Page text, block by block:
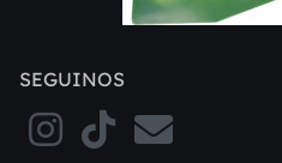
SEGUINOS